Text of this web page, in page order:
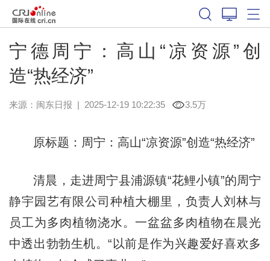
宁德周宁：高山“凉资源”创
造“热经济”
来源： 闽东日报 | 2025-12-19 10:22:35 3.5万
原标题：周宁：高山“凉资源”创造“热经济”
清晨，走进周宁县浦源镇“花鲤小镇”的周宁
静宇园艺有限公司种植大棚里，负责人刘林与
员工为多肉植物浇水。一盆盆多肉植物在晨光
中透出勃勃生机。“以前是作为兴趣爱好喜欢多